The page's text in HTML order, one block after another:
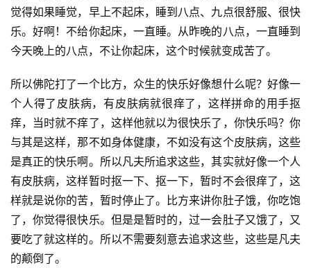
八
点
僧
高
僧
访
谈
心
乐
菩
提
觉得如果睡觉，早上不起床，睡到八点、九点很舒服、很快
乐。好啊！不给你起床，一直睡。从昨晚的八点，一直睡到
今天晚上的八点，不让你起床，这个时候就变成苦了。
所以佛陀打了一个比方，众生的快乐好像想什么呢？好像一
个人得了皮肤病，有皮肤病就很痒了，这样拼命的用手抠
痒，当时就不痒了，这样他就以为很快乐了，你快乐吗？你
与其是这样，那不如身体健康，不如没有这个皮肤病，这些
是真正的快乐啊。所以凡夫所追求这些，其实就好像一个人
有皮肤病，这样暂时抠一下、抠一下，暂时不会很痒了，这
样就是说你的苦，暂时停止了。比方来讲你肚子饿，你吃饱
了，你觉得很快乐。但是是暂时的，过一会肚子又饿了，又
要吃了就这样的。所以不需要刻意去追求这些，这些是凡夫
的颠倒了。